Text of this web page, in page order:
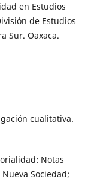
en Estudios
de Estudios
Sur. Oaxaca.
cualitativa.
Notas
Sociedad;